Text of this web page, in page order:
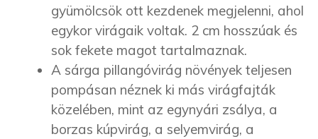
gyümölcsök ott kezdenek megjelenni, ahol
egykor virágaik voltak. 2 cm hosszúak és
sok fekete magot tartalmaznak.
A sárga pillangóvirág növények teljesen
pompásan néznek ki más virágfajták
közelében, mint az egynyári zsálya, a
borzas kúpvirág, a selyemvirág, a